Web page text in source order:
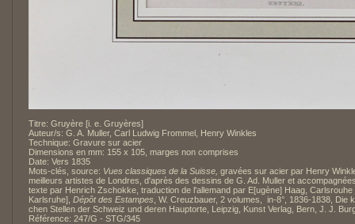
Titre: Gruyère [i. e. Gruyères]
Auteur/s: G. A. Muller, Carl Ludwig Frommel, Henry Winkles
Technique: Gravure sur acier
Dimensions en mm: 155 x 105, marges non comprises
Date: Vers 1835
Mots-clés, source: Vues classiques de la Suisse, gravées sur acier par Henry
meilleurs artistes de Londres, d'après des dessins de G. Ad. Muller et
texte par Henrich Zschokke, traduction de l'allemand par E[ugène] Haag, Carlsrouhe
Karlsruhe], Dépôt des Estampes , W. Creuzbauer, 2 volumes, in-8°, 1836-1838, Die
chen Stellen der Schweiz und deren Hauptorte, Leipzig, Kunst Verlag, Bern, J. J.
Référence: 247/G - STG/345